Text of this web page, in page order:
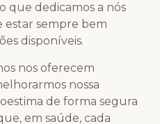
que dedicamos a nós
estar sempre bem
disponíveis.
nos oferecem
nossa
de forma segura
em saúde, cada